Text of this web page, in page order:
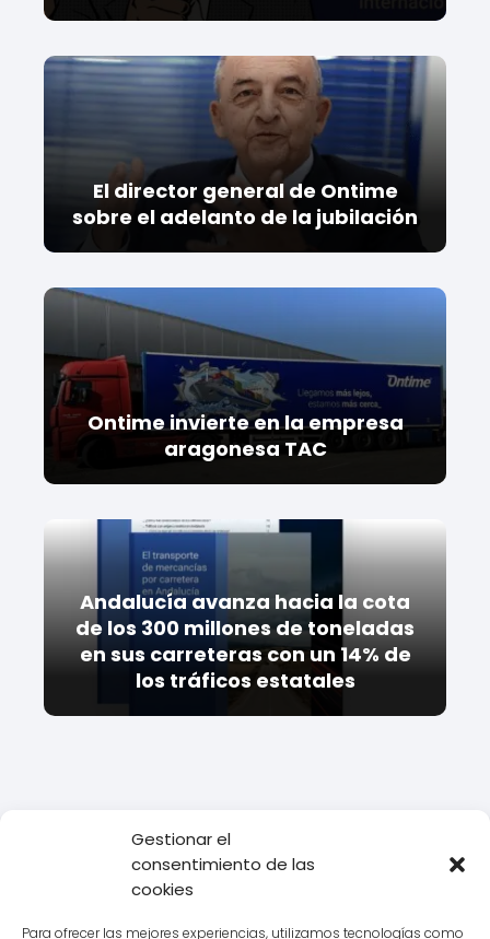
Gestionar el
consentimiento de las
cookies
Para ofrecer las mejores experiencias, utilizamos tecnologías como
El director general de Ontime
sobre el adelanto de la jubilación
Ontime invierte en la empresa
aragonesa TAC
Andalucía avanza hacia la cota
de los 300 millones de toneladas
en sus carreteras con un 14% de
los tráficos estatales
Camiones
camiones Actros: innovación y eficiencia en el transporte de